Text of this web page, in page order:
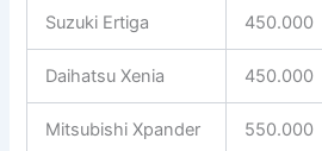
Suzuki Ertiga 450.000
Daihatsu Xenia 450.000
Mitsubishi Xpander 550.000